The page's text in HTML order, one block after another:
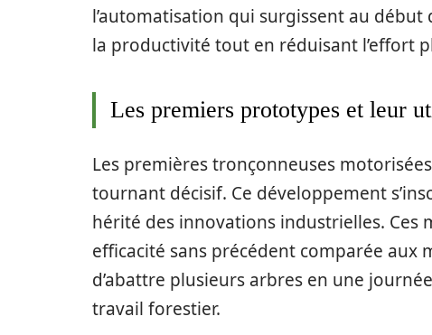
l’automatisation qui surgissent au début
la productivité tout en réduisant l’effort
Les premiers prototypes et leur
Les premières tronçonneuses
tournant décisif. Ce développement
hérité des innovations industrielles. Ces
efficacité sans précédent comparée aux
d’abattre plusieurs arbres en une
travail forestier.